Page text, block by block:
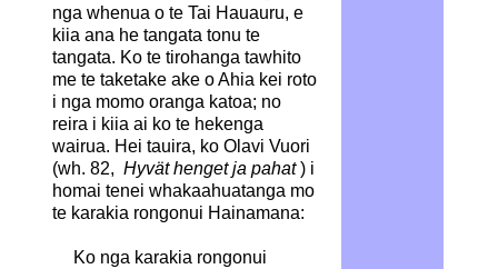
nga whenua o te Tai Hauauru, e
kiia ana he tangata tonu te
tangata. Ko te tirohanga tawhito
me te taketake ake o Ahia kei roto
i nga momo oranga katoa; no
reira i kiia ai ko te hekenga
wairua. Hei tauira, ko Olavi Vuori
(wh. 82, Hyvät henget ja pahat) i
homai tenei whakaahuatanga mo
te karakia rongonui Hainamana:
Ko nga karakia rongonui